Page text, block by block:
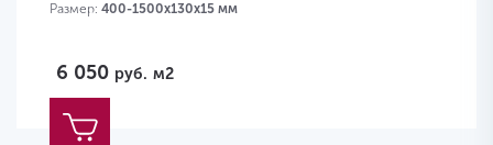
Размер: 400-1500х130х15 мм
6 050 руб. м2